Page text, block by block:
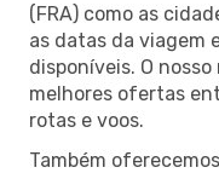
(FRA) como as
as datas da viagem
disponíveis. O
melhores ofertas
rotas e voos.
Também